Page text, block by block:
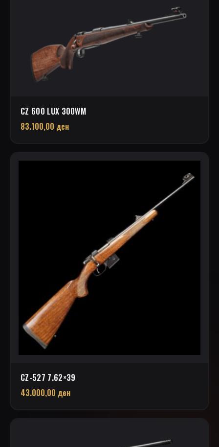
CZ 600 LUX 300WM
83.100,00 ден
CZ-527 7.62×39
43.000,00 ден